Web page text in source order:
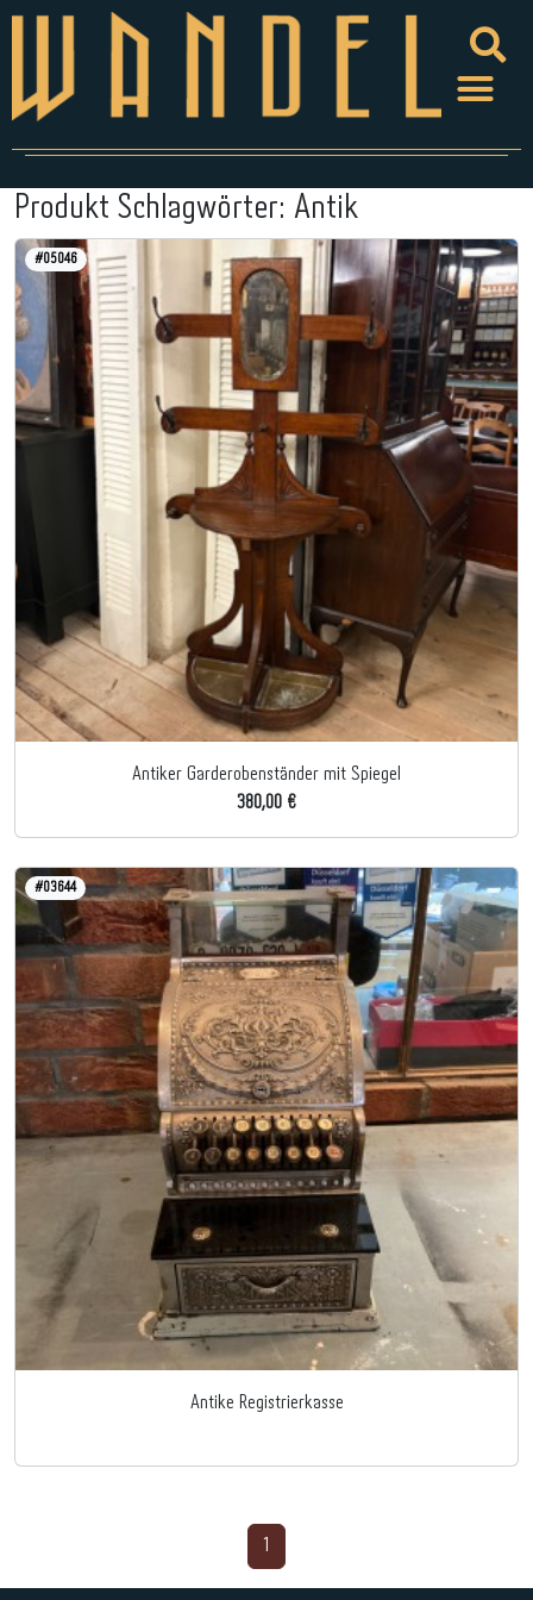
Produkt Schlagwörter: Antik
#05046
Antiker Garderobenständer mit Spiegel
380,00 €
#03644
Antike Registrierkasse